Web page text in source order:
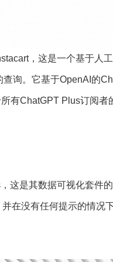
，这是一个基于人
询。它基于OpenAI的
有ChatGPT Plus订阅
这是其数据可视化套件
在没有任何提示的情况